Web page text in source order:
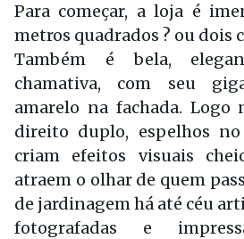
Para começar, a loja é
metros quadrados ? ou dois
Também é bela,
chamativa, com seu
amarelo na fachada. Logo
direito duplo, espelhos
criam efeitos visuais
atraem o olhar de quem
de jardinagem há até céu
fotografadas e